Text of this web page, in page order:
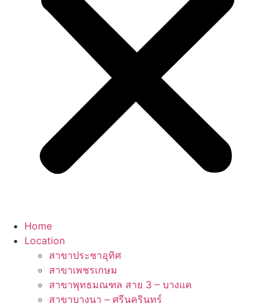
Home
Location
สาขาประชาอุทิศ
สาขาเพชรเกษม
สาขาพุทธมณฑล สาย 3 – บางแค
สาขาบางนา – ศรีนครินทร์